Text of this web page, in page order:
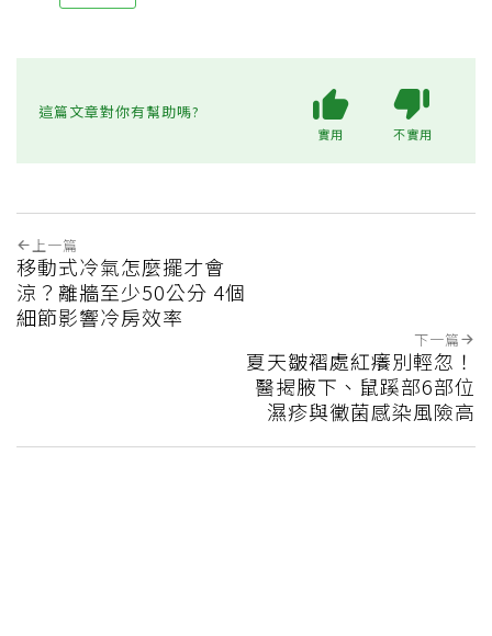
這篇文章對你有幫助嗎?
實用 不實用
上一篇
移動式冷氣怎麼擺才會
涼？離牆至少50公分 4個
細節影響冷房效率
下一篇
夏天皺褶處紅癢別輕忽！
醫揭腋下、鼠蹊部6部位
濕疹與黴菌感染風險高